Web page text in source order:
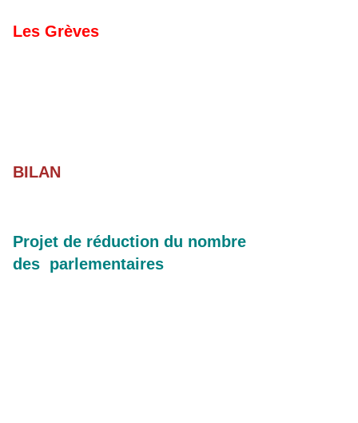
Les Grèves
BILAN
Projet de réduction du nombre
des parlementaires